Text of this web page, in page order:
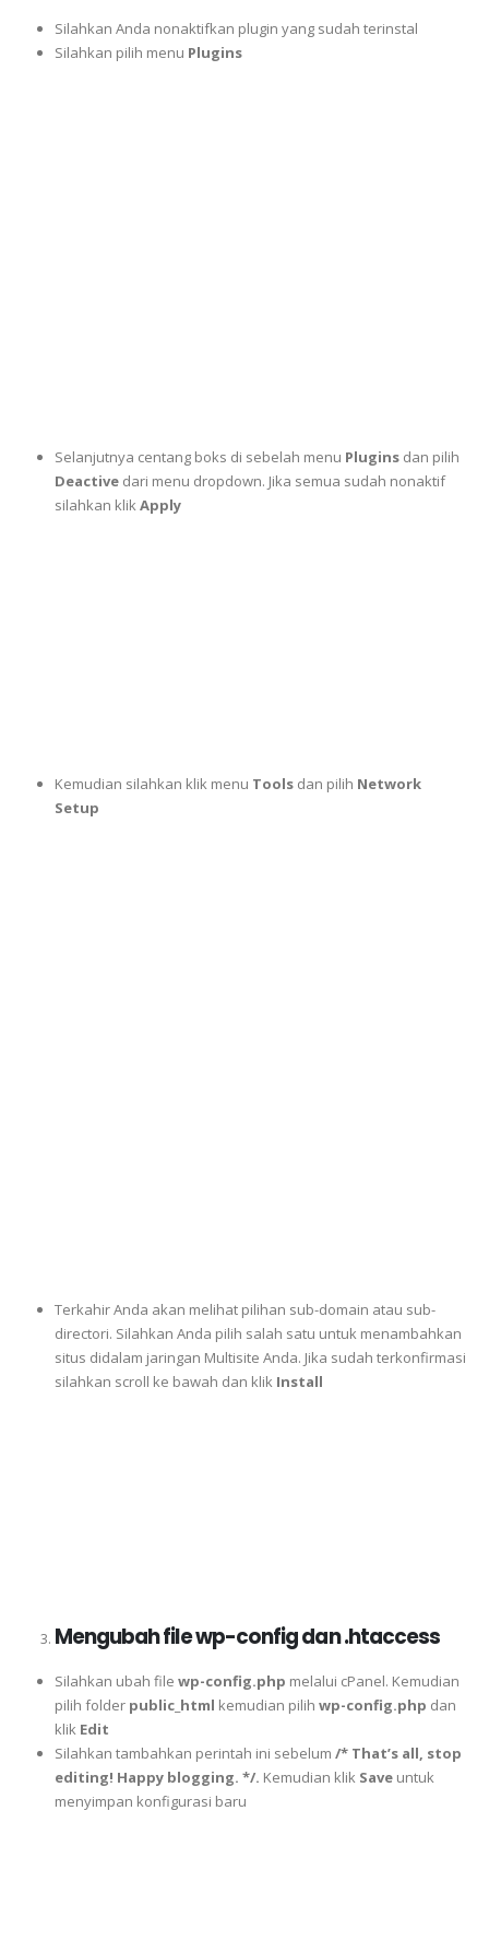
Silahkan Anda nonaktifkan plugin yang sudah terinstal
Silahkan pilih menu Plugins
Selanjutnya centang boks di sebelah menu Plugins dan pilih
Deactive dari menu dropdown. Jika semua sudah nonaktif
silahkan klikApply
Kemudian silahkan klik menu Toolsdan pilih Network
Setup
Terkahir Anda akan melihat pilihan sub-domain atau sub-
directori. Silahkan Anda pilih salah satu untuk menambahkan
situs didalam jaringan Multisite Anda. Jika sudah terkonfirmasi
silahkan scroll ke bawah dan klik Install
Mengubah file wp-config dan .htaccess
Silahkan ubah file wp-config.php melalui cPanel. Kemudian
pilih folder public_html kemudian pilih wp-config.php dan
klik Edit
Silahkan tambahkan perintah ini sebelum /* That’s all, stop
editing! Happy blogging. */. Kemudian klik Saveuntuk
menyimpan konfigurasi baru